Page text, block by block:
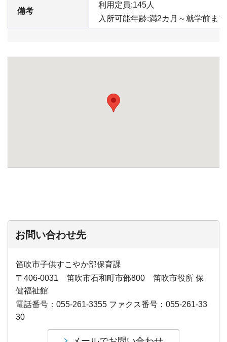
備考
利用定員:145人
入所可能年齢:満2カ月～就学前まで
お問い合わせ先
笛吹市子供すこやか部保育課
〒406-0031 笛吹市石和町市部800 笛吹市役所 保
健福祉館
電話番号：055-261-3355 ファクス番号：055-261-33
30